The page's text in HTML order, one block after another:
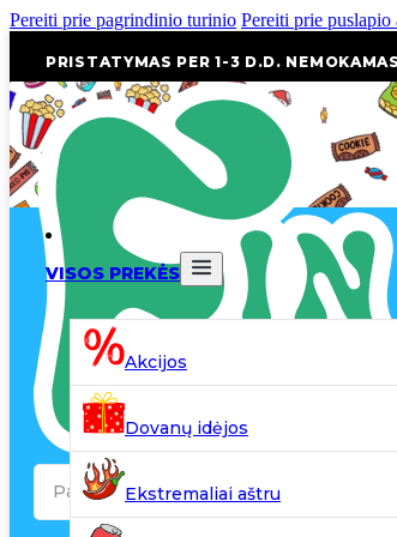
Pereiti prie pagrindinio turinio Pereiti prie puslapio
PRISTATYMAS PER 1-3 D.D.
Search
VISOS PREKĖS
Akcijos
Dovanų idėjos
Ekstremaliai aštru